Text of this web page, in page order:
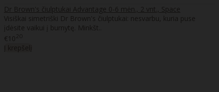
Dr Brown's čiulptukai Advantage 0-6 mėn., 2 vnt., Space
Visiškai simetriški Dr Brown's čiulptukai: nesvarbu, kuria puse
įdėsite vaikui į burnytę. Minkšt..
€10 20